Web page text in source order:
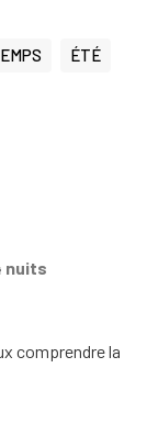
ÉTÉ
nuits
comprendre la